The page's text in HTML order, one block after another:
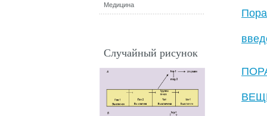
Медицина
Случайный рисунок